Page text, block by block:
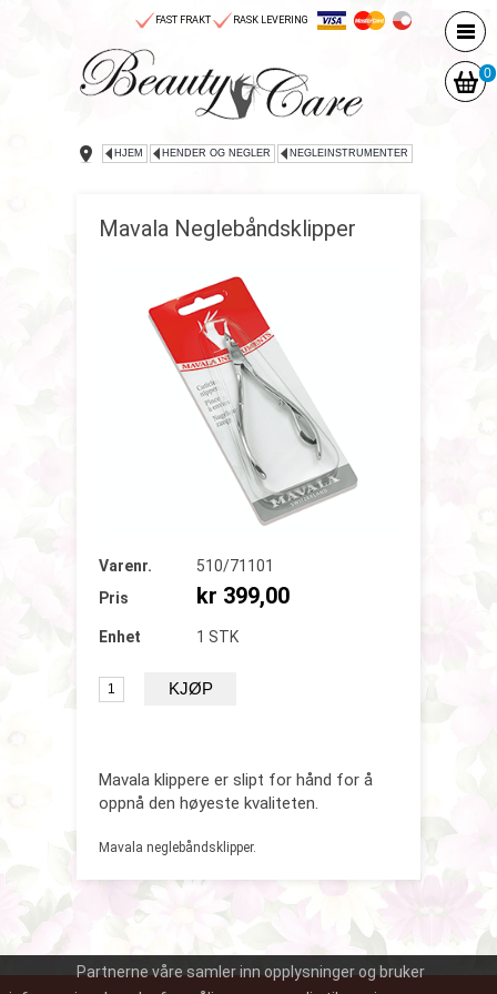
Partnerne våre samler inn opplysninger og bruker
0
FAST FRAKT RASK LEVERING
HJEM HENDER OG NEGLER NEGLEINSTRUMENTER
Mavala Neglebåndsklipper
Varenr.
510/71101
Pris
kr 399,00
Enhet 1 STK
Mavala klippere er slipt for hånd for å
oppnå den høyeste kvaliteten.
Mavala neglebåndsklipper.